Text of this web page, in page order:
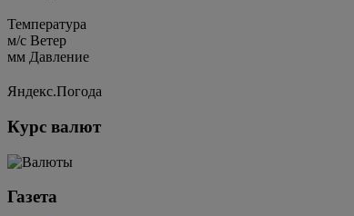
Температура
м/c Ветер
мм Давление
Яндекс.Погода
Курс валют
Газета